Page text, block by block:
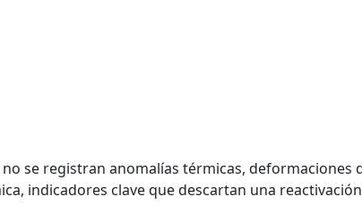
se registran anomalías térmicas, deformaciones
indicadores clave que descartan una reactivación